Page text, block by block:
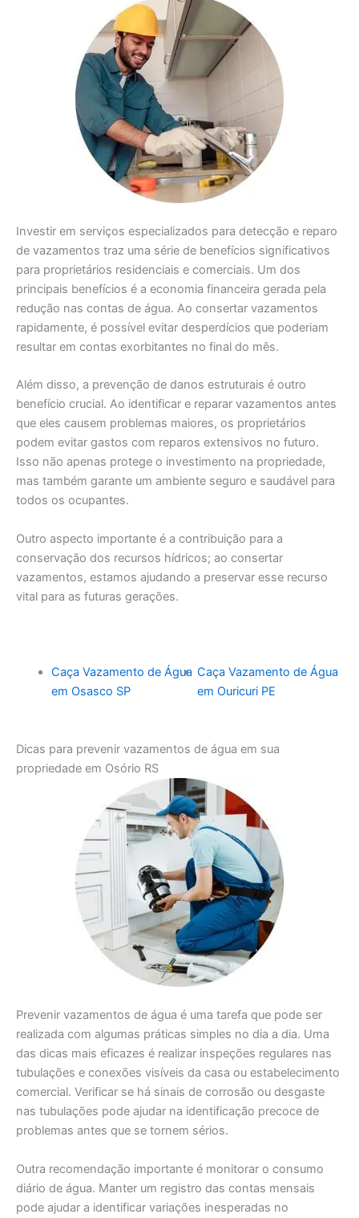
Investir em serviços especializados para detecção e reparo
de vazamentos traz uma série de benefícios significativos
para proprietários residenciais e comerciais. Um dos
principais benefícios é a economia financeira gerada pela
redução nas contas de água. Ao consertar vazamentos
rapidamente, é possível evitar desperdícios que poderiam
resultar em contas exorbitantes no final do mês.
Além disso, a prevenção de danos estruturais é outro
benefício crucial. Ao identificar e reparar vazamentos antes
que eles causem problemas maiores, os proprietários
podem evitar gastos com reparos extensivos no futuro.
Isso não apenas protege o investimento na propriedade,
mas também garante um ambiente seguro e saudável para
todos os ocupantes.
Outro aspecto importante é a contribuição para a
conservação dos recursos hídricos; ao consertar
vazamentos, estamos ajudando a preservar esse recurso
vital para as futuras gerações.
Caça Vazamento de Água
em Osasco SP
Caça Vazamento de Água
em Ouricuri PE
Dicas para prevenir vazamentos de água em sua
propriedade em Osório RS
Prevenir vazamentos de água é uma tarefa que pode ser
realizada com algumas práticas simples no dia a dia. Uma
das dicas mais eficazes é realizar inspeções regulares nas
tubulações e conexões visíveis da casa ou estabelecimento
comercial. Verificar se há sinais de corrosão ou desgaste
nas tubulações pode ajudar na identificação precoce de
problemas antes que se tornem sérios.
Outra recomendação importante é monitorar o consumo
diário de água. Manter um registro das contas mensais
pode ajudar a identificar variações inesperadas no